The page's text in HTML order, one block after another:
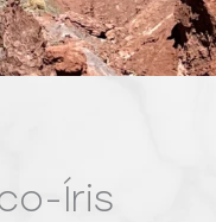
Íris